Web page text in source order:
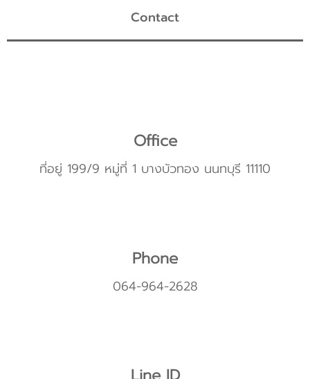
Contact
Office
ที่อยู่ 199/9 หมู่ที่ 1 บางบัวทอง นนทบุรี 11110
Phone
064-964-2628